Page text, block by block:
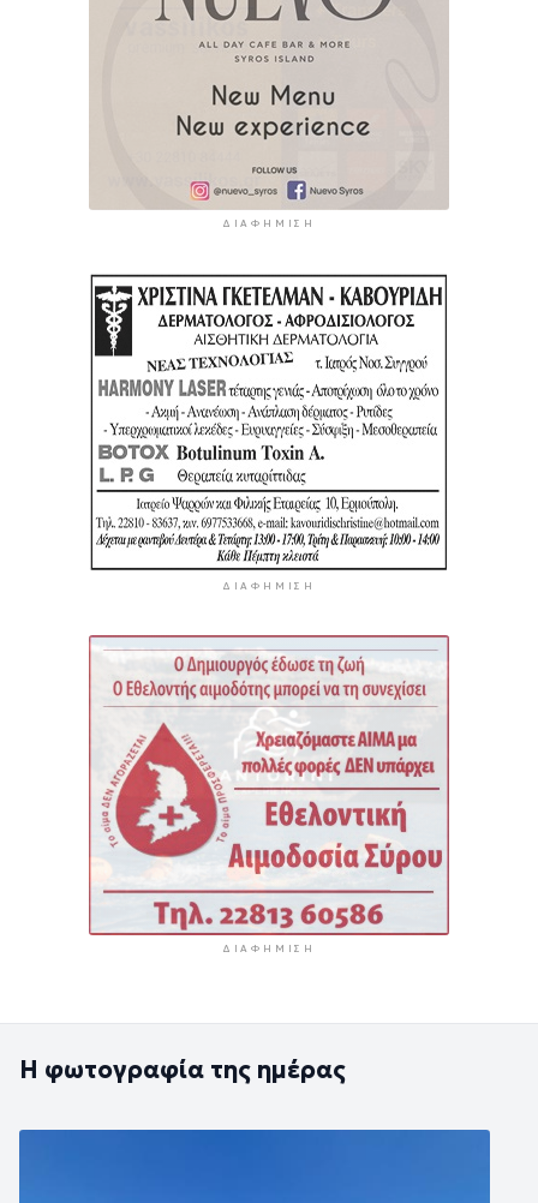
ΔΙΑΦΉΜΙΣΗ
ΔΙΑΦΉΜΙΣΗ
ΔΙΑΦΉΜΙΣΗ
Η φωτογραφία της ημέρας